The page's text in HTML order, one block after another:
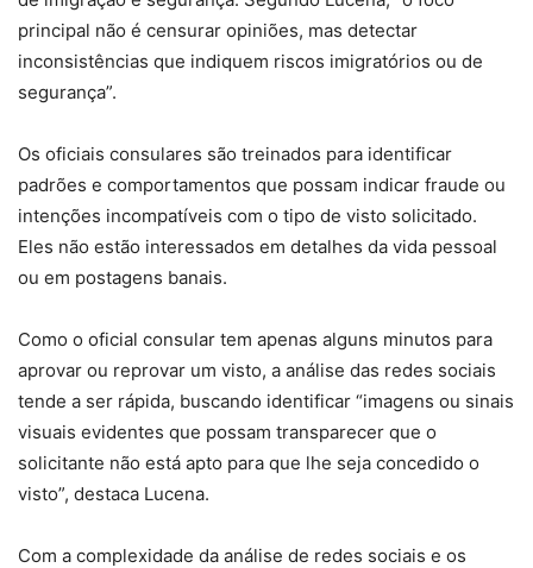
principal não é censurar opiniões, mas detectar
inconsistências que indiquem riscos imigratórios ou de
segurança”.
Os oficiais consulares são treinados para identificar
padrões e comportamentos que possam indicar fraude ou
intenções incompatíveis com o tipo de visto solicitado.
Eles não estão interessados em detalhes da vida pessoal
ou em postagens banais.
Como o oficial consular tem apenas alguns minutos para
aprovar ou reprovar um visto, a análise das redes sociais
tende a ser rápida, buscando identificar “imagens ou sinais
visuais evidentes que possam transparecer que o
solicitante não está apto para que lhe seja concedido o
visto”, destaca Lucena.
Com a complexidade da análise de redes sociais e os